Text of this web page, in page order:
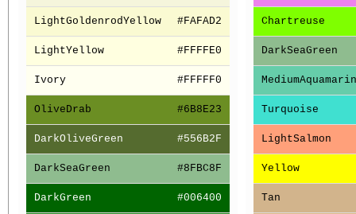
LightGoldenrodYellow #FAFAD2
LightYellow #FFFFE0
Ivory #FFFFF0
OliveDrab #6B8E23
DarkOliveGreen #556B2F
DarkSeaGreen #8FBC8F
DarkGreen #006400
Chartreuse
DarkSeaGreen
Turquoise
LightSalmon
Yellow
Tan